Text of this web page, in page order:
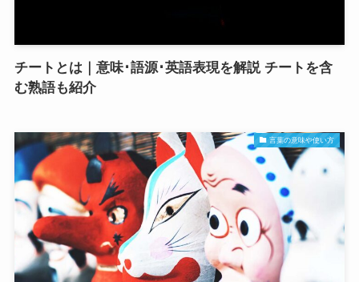
チートとは｜意味･語源･英語表現を解説 チートを含
む熟語も紹介
言葉の意味や使い方